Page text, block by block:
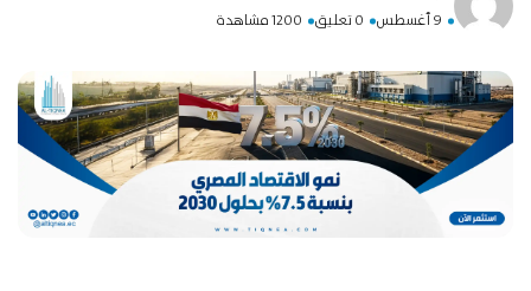
9 أغسطس 0 تعليق 1200 مشاهدة